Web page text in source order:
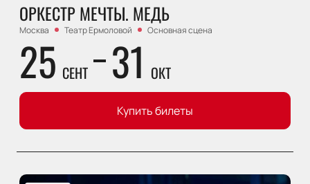
ОРКЕСТР МЕЧТЫ. МЕДЬ
Москва Театр Ермоловой Основная сцена
25 СЕНТ 31 ОКТ
Купить билеты